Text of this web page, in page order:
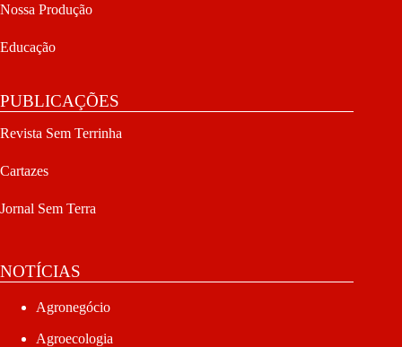
Nossa Produção
Educação
PUBLICAÇÕES
Revista Sem Terrinha
Cartazes
Jornal Sem Terra
NOTÍCIAS
Agronegócio
Agroecologia